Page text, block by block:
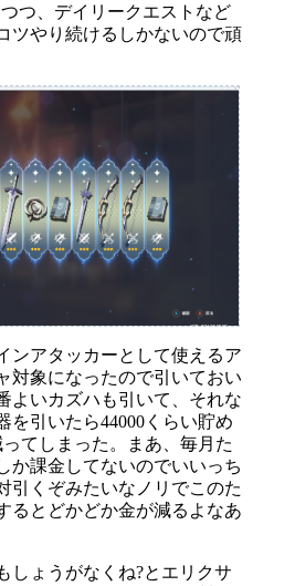
つ、デイリークエストなど
ツやり続けるしかないので頑
ンアタッカーとして使えるア
対象になったので引いておい
よいカズハも引いて、それな
を引いたら44000くらい貯め
てしまった。まあ、毎月た
か課金してないのでいいっち
引くぞみたいなノリでこのた
るとどかどか金が減るよなあ
しょうがなくね?とエリクサ